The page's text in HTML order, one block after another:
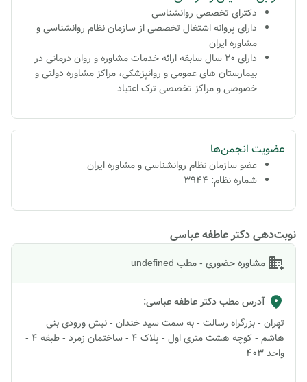
دکترای تخصصی روانشناسی
دارای پروانه اشتغال تخصصی از سازمان نظام روانشناسی و
مشاوره ايران
دارای 20 سال سابقه ارائه خدمات مشاوره و روان درمانی در
بيمارستان های عمومی و روانپزشکی، مراکز مشاوره دولتی و
خصوصی و مراکز تخصصی ترک اعتياد
عضویت انجمن‌ها
عضو سازمان نظام روانشناسی و مشاوره ایران
شماره نظام: 3944
نوبت‌دهی دکتر عاطفه عباسی
مشاوره حضوری - مطب undefined
آدرس مطبدکتر عاطفه عباسی:
تهران - بزرگراه رسالت - به سمت سید خندان - نبش ورودی بنی
هاشم - کوچه هشت متری اول - پلاک 4 - ساختمان زمرد - طبقه 4 -
واحد 403